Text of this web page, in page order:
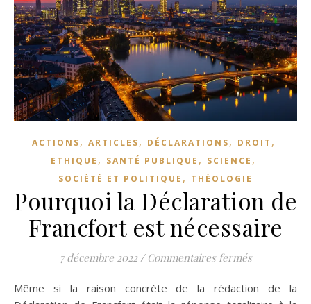
ACTIONS, ARTICLES, DÉCLARATIONS, DROIT ,
ETHIQUE , SANTÉ PUBLIQUE , SCIENCE ,
SOCIÉTÉ ET POLITIQUE , THÉOLOGIE
Pourquoi la Déclaration de
Francfort est nécessaire
7 décembre 2022 / Commentaires ferméssur
Même si la raison concrète de la rédaction de la